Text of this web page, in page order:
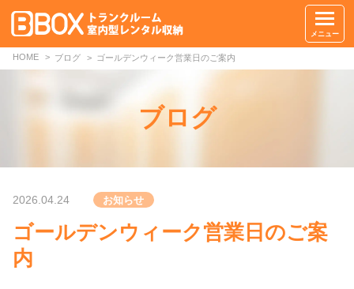
メニュー
HOME ブログ ゴールデンウィーク営業日のご案内
ブログ
2026.04.24 お知らせ
ゴールデンウィーク営業日のご案
内